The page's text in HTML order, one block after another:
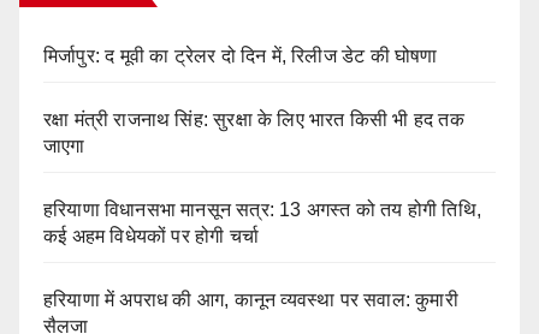
मिर्जापुर: द मूवी का ट्रेलर दो दिन में, रिलीज डेट की घोषणा
रक्षा मंत्री राजनाथ सिंह: सुरक्षा के लिए भारत किसी भी हद तक
जाएगा
हरियाणा विधानसभा मानसून सत्र: 13 अगस्त को तय होगी तिथि,
कई अहम विधेयकों पर होगी चर्चा
हरियाणा में अपराध की आग, कानून व्यवस्था पर सवाल: कुमारी
सैलजा